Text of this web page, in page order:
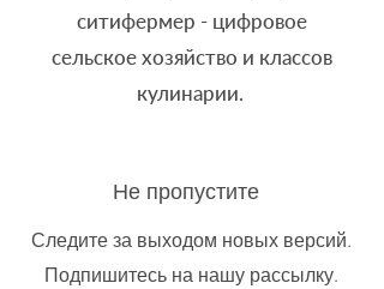
ситифермер - цифровое
сельское хозяйство и классов
кулинарии.
Не пропустите
Следите за выходом новых версий.
Подпишитесь на нашу рассылку.